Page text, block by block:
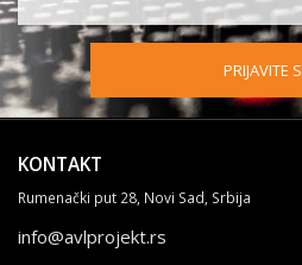
PRIJAVITE
KONTAKT
Rumenački put 28, Novi Sad, Srbija
info@avlprojekt.rs